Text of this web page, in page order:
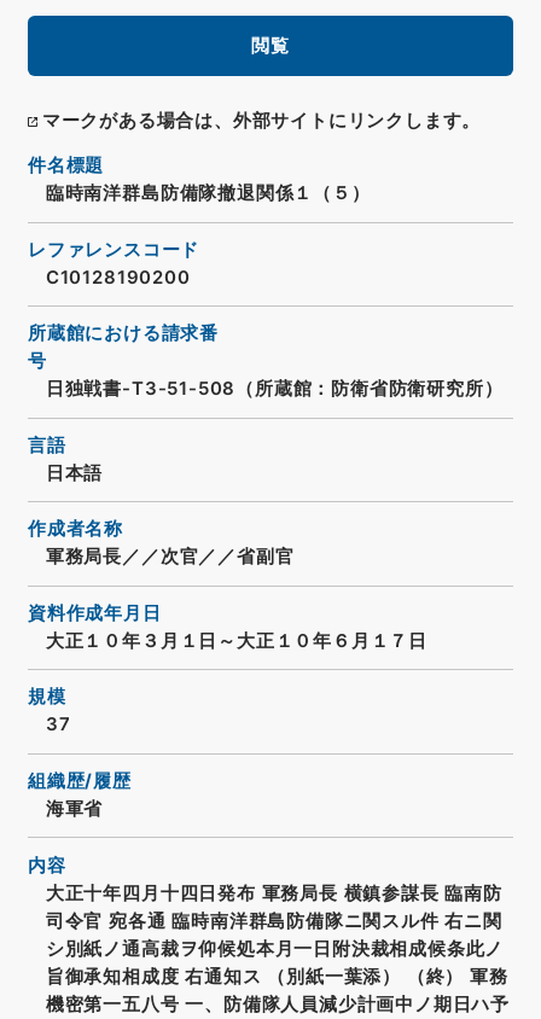
閲覧
マークがある場合は、外部サイトにリンクします。
件名標題
臨時南洋群島防備隊撤退関係１（５）
レファレンスコード
C10128190200
所蔵館における請求番
号
日独戦書-T3-51-508（所蔵館：防衛省防衛研究所）
言語
日本語
作成者名称
軍務局長／／次官／／省副官
資料作成年月日
大正１０年３月１日～大正１０年６月１７日
規模
37
組織歴/履歴
海軍省
内容
大正十年四月十四日発布 軍務局長 横鎮参謀長 臨南防
司令官 宛各通 臨時南洋群島防備隊ニ関スル件 右ニ関
シ別紙ノ通高裁ヲ仰候処本月一日附決裁相成候条此ノ
旨御承知相成度 右通知ス （別紙一葉添） （終） 軍務
機密第一五八号 一、防備隊人員減少計画中ノ期日ハ予